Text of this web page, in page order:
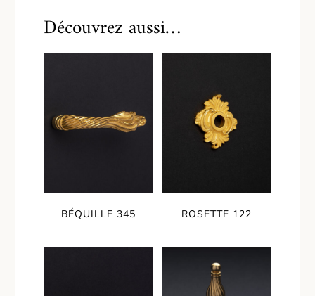
Découvrez aussi…
BÉQUILLE 345 ROSETTE 122